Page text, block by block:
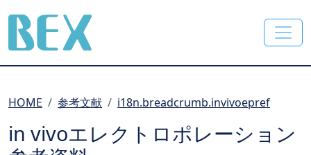
HOME 参考文献 i18n.breadcrumb.invivoepref
in vivoエレクトロポレーション